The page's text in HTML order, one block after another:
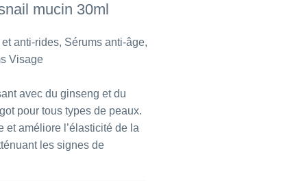
mucin 30ml
anti-rides, Sérums anti-âge,
Visage
avec du ginseng et du
pour tous types de peaux.
et améliore l’élasticité de la
les signes de